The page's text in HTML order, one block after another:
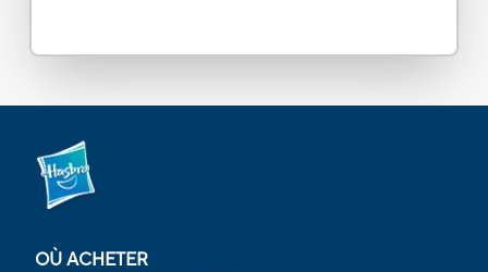
OÙ ACHETER